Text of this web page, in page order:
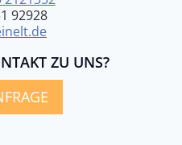
92928
ZU UNS?